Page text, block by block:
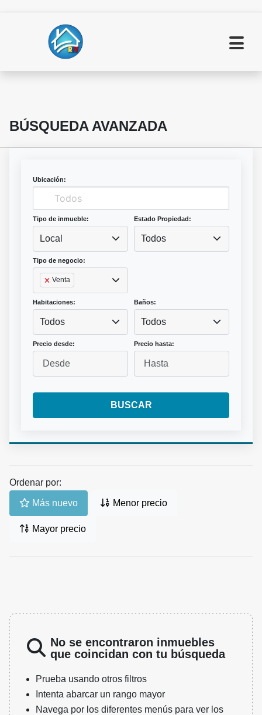
BÚSQUEDA AVANZADA
Ubicación:
Tipo de inmueble:
Local
Estado Propiedad:
Todos
Tipo de negocio:
Venta
Habitaciones:
Todos
Baños:
Todos
Precio desde: Precio hasta:
BUSCAR
Ordenar por:
Más nuevo Menor precio
Mayor precio
No se encontraron inmuebles
que coincidan con tu búsqueda
Prueba usando otros filtros
Intenta abarcar un rango mayor
Navega por los diferentes menús para ver los